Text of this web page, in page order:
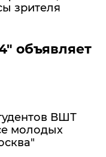
зрителя
объявляет
ВШТ
молодых